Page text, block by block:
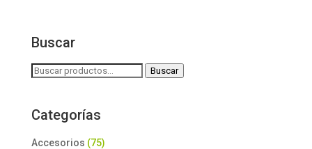
Buscar
Buscar
Buscar
Categorías
Accesorios (75)